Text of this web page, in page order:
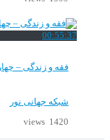
00:55:37
فقه و زندگی – چهارشنبه،
شبکه جهانی نور
1420 views